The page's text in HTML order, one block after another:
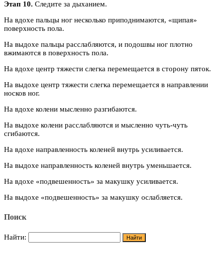
Этап 10. Следите за дыханием.
На вдохе пальцы ног несколько приподнимаются, «щипая»
поверхность пола.
На выдохе пальцы расслабляются, и подошвы ног плотно
вжимаются в поверхность пола.
На вдохе центр тяжести слегка перемещается в сторону пяток.
На выдохе центр тяжести слегка перемещается в направлении
носков ног.
На вдохе колени мысленно разгибаются.
На выдохе колени расслабляются и мысленно чуть-чуть
сгибаются.
На вдохе направленность коленей внутрь усиливается.
На выдохе направленность коленей внутрь уменьшается.
На вдохе «подвешенность» за макушку усиливается.
На выдохе «подвешенность» за макушку ослабляется.
Поиск
Найти: